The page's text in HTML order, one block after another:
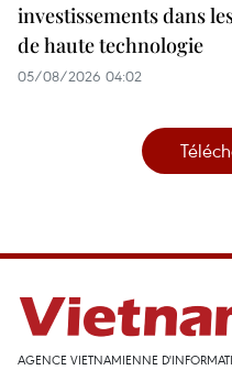
investissements dans
de haute technologie
05/08/2026 04:02
AGENCE VIETNAMIENNE